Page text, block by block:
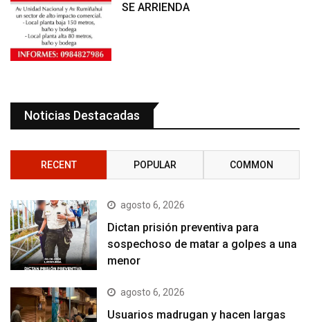
SE ARRIENDA
Noticias Destacadas
RECENT POPULAR COMMON
agosto 6, 2026
Dictan prisión preventiva para
sospechoso de matar a golpes a una
menor
agosto 6, 2026
Usuarios madrugan y hacen largas